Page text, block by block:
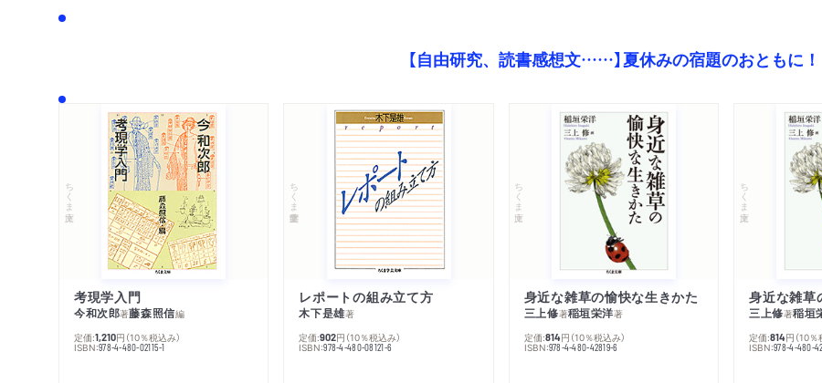
【自由研究、読書感想文……】夏休みの宿題のおともに！
ちくま文庫
考現学入門
今和次郎著藤森照信編
定価:1,210円 （10％税込み）
ISBN:978-4-480-02115-1
ちくま学芸文庫
レポートの組み立て方
木下是雄著
定価:902円 （10％税込み）
ISBN:978-4-480-08121-6
ちくま文庫
身近な雑草の愉快な生きかた
三上修著稲垣栄洋著
定価:814円 （10％税込み）
ISBN:978-4-480-42819-6
ちくま文庫
身近な雑草
三上修著稲垣
定価:814円 （10％
ISBN:978-4-480-